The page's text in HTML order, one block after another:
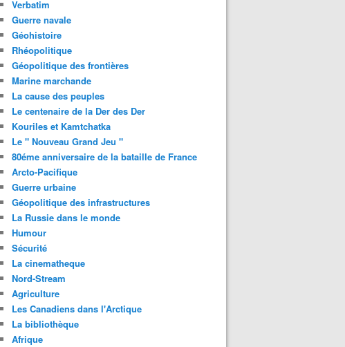
Verbatim
Guerre navale
Géohistoire
Rhéopolitique
Géopolitique des frontières
Marine marchande
La cause des peuples
Le centenaire de la Der des Der
Kouriles et Kamtchatka
Le " Nouveau Grand Jeu "
80éme anniversaire de la bataille de France
Arcto-Pacifique
Guerre urbaine
Géopolitique des infrastructures
La Russie dans le monde
Humour
Sécurité
La cinematheque
Nord-Stream
Agriculture
Les Canadiens dans l'Arctique
La bibliothèque
Afrique